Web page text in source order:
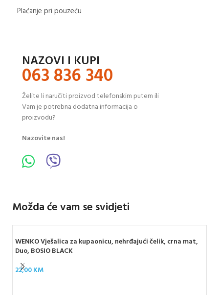
Plaćanje pri pouzeću
NAZOVI I KUPI
063 836 340
Želite li naručiti proizvod telefonskim putem ili
Vam je potrebna dodatna informacija o
proizvodu?
Nazovite nas!
Možda će vam se svidjeti
WENKO Vješalica za kupaonicu, nehrđajući čelik, crna mat,
Duo, BOSIO BLACK
22,00KM